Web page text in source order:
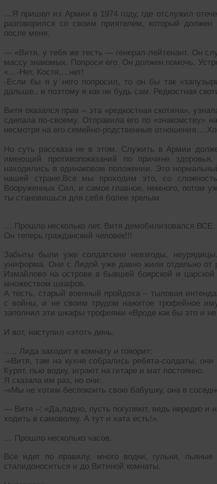
…Я пришел из Армии в 1974 году, где отслужил
разговорился со своим приятелем, который
после меня.
— «Витя, у тебя же тесть — генерал-лейтенант. Он
массу знакомых. Попроси его. Он должен помочь.
«…-Нет, Костя,…нет!
-Если бы я у него попросил, то он бы так
дальше., и поэтому я как ни будь сам. Редкостная
Витя оказался прав – эта «редкостная скотина»,
сделала по-своему. Отправила его по «знакомству»
несмотря на его семейно-родственные
Но суть рассказа не в этом. Служить в Армии
имеющий противопоказаний по причине
находились в одинаковом положении. Это
нашей стране.Все мы проходим это, со
Вооруженных Сил, и самое главное, немного, потом
ты становишься для себя более зрелым.
….Прошло несколько лет. Витя демобилизовался.ВСЕ.
Он теперь гражданский человек!!!
Забыты были уже солдатские невзгоды,
униформа. Они с Лидой уже давно жили отдельно от
Измайлово на острове в бывшей боярской и
множеством шкафов.
А тесть, старый военный пройдоха – тыловая
с войны, и не своим трудом нажитое трофейное
заполнил эти шкафы трофеями «Вроде как бы это и
И вот, наступил «этот» день.
….. Лида заходит в комнату и говорит:
-«Витя, там на кухне собрались ребята-солдаты,
Курят, пью водку, играют на гитаре и мат постоянно.
Я сказала им раз, но они:
-«Мы не хотим беспокоить свою бабушку, она в
— Витя –: «Да,ладно, пусть погуляют, ведь нередко и
ходить в самоволку. А тут и хата есть!».
… Прошло несколько часов.
Все идет по правилу, много водки, гульня,
сталидоноситься и до Витиной комнаты.